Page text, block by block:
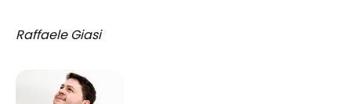
Raffaele Giasi